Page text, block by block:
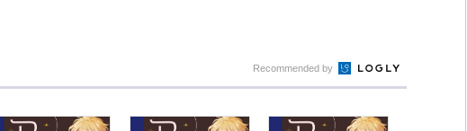
Recommended by